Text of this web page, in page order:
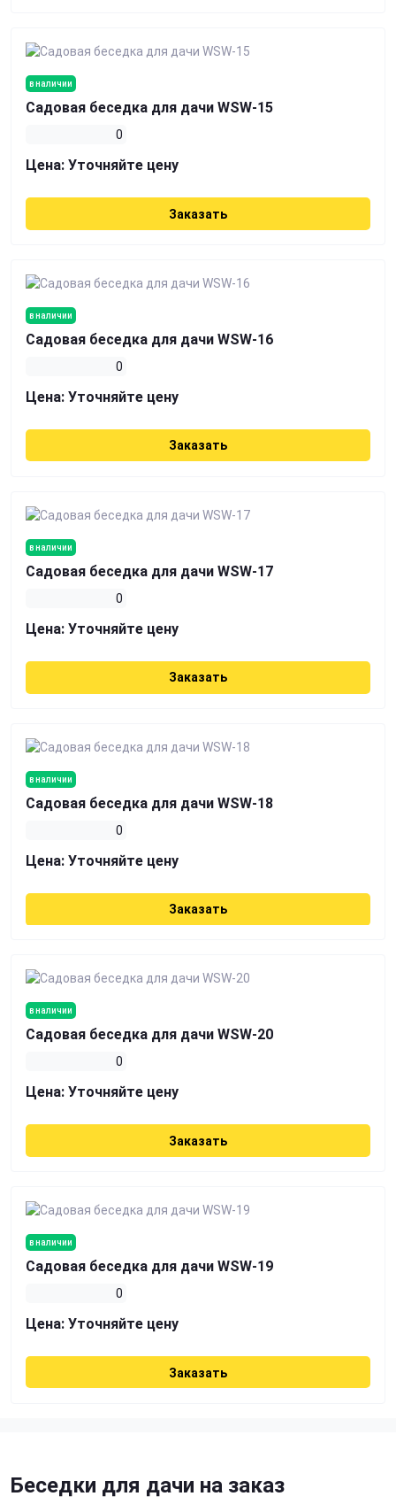
в наличии
Садовая беседка для дачи WSW-15
0
Цена: Уточняйте цену
Заказать
в наличии
Садовая беседка для дачи WSW-16
0
Цена: Уточняйте цену
Заказать
в наличии
Садовая беседка для дачи WSW-17
0
Цена: Уточняйте цену
Заказать
в наличии
Садовая беседка для дачи WSW-18
0
Цена: Уточняйте цену
Заказать
в наличии
Садовая беседка для дачи WSW-20
0
Цена: Уточняйте цену
Заказать
в наличии
Садовая беседка для дачи WSW-19
0
Цена: Уточняйте цену
Заказать
Беседки для дачи на заказ